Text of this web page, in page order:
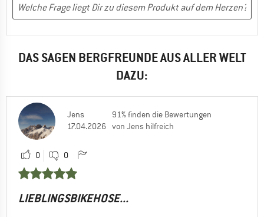
DAS SAGEN BERGFREUNDE AUS ALLER WELT
DAZU:
Jens
17.04.2026
91% finden die Bewertungen
von Jens hilfreich
0 0
LIEBLINGSBIKEHOSE...